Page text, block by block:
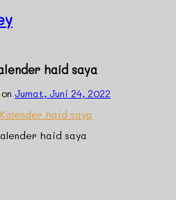
haid saya
on Jumat, Juni 24, 2022
haid saya